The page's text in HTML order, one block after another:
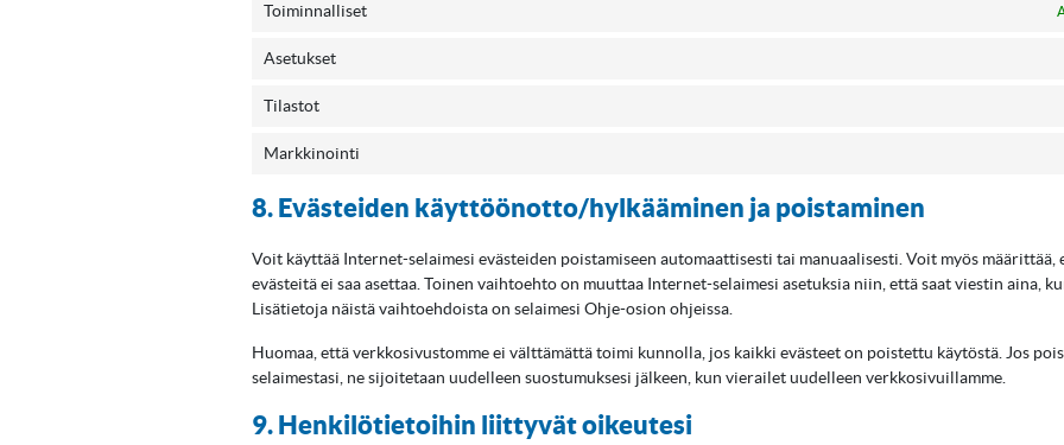
Toiminnalliset
Asetukset
Tilastot
Markkinointi
8. Evästeiden käyttöönotto/hylkääminen ja poistaminen
Voit käyttää Internet-selaimesi evästeiden poistamiseen automaattisesti tai manuaalisesti. Voit myös
evästeitä ei saa asettaa. Toinen vaihtoehto on muuttaa Internet-selaimesi asetuksia niin, että saat viestin aina,
Lisätietoja näistä vaihtoehdoista on selaimesi Ohje-osion ohjeissa.
Huomaa, että verkkosivustomme ei välttämättä toimi kunnolla, jos kaikki evästeet on poistettu käytöstä. Jos
selaimestasi, ne sijoitetaan uudelleen suostumuksesi jälkeen, kun vierailet uudelleen verkkosivuillamme.
9. Henkilötietoihin liittyvät oikeutesi